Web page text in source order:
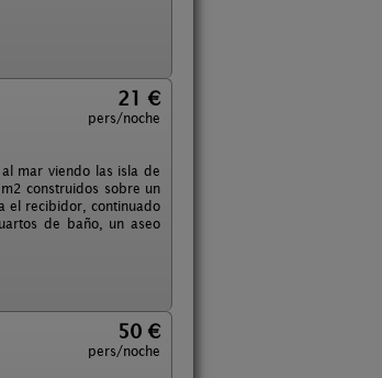
21 €
pers/noche
mar viendo las isla de
construidos sobre un
el recibidor, continuado
de baño, un aseo
50 €
pers/noche